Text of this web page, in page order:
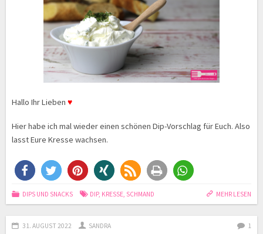
Hallo Ihr Lieben ♥
Hier habe ich mal wieder einen schönen Dip-Vorschlag für Euch. Also
lasst Eure Kresse wachsen.
MEHR LESEN
DIPS UND SNACKS DIP, KRESSE, SCHMAND
31. AUGUST 2022 SANDRA 1